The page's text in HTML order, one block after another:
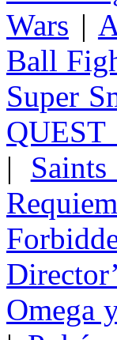
Wars |
Ball
Super
|
Requiem
Omega